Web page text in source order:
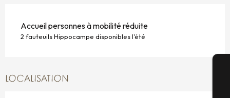
Accueil personnes à mobilité réduite
2 fauteuils Hippocampe disponibles l'été
LOCALISATION